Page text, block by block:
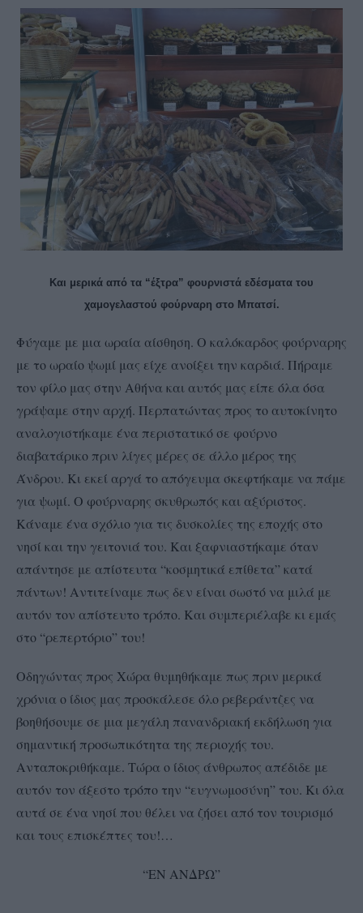
Και μερικά από τα “έξτρα” φουρνιστά εδέσματα του
χαμογελαστού φούρναρη στο Μπατσί.
Φύγαμε με μια ωραία αίσθηση. Ο καλόκαρδος φούρναρης
με το ωραίο ψωμί μας είχε ανοίξει την καρδιά. Πήραμε
τον φίλο μας στην Αθήνα και αυτός μας είπε όλα όσα
γράψαμε στην αρχή. Περπατώντας προς το αυτοκίνητο
αναλογιστήκαμε ένα περιστατικό σε φούρνο
διαβατάρικο πριν λίγες μέρες σε άλλο μέρος της
Άνδρου. Κι εκεί αργά το απόγευμα σκεφτήκαμε να πάμε
για ψωμί. Ο φούρναρης σκυθρωπός και αξύριστος.
Κάναμε ένα σχόλιο για τις δυσκολίες της εποχής στο
νησί και την γειτονιά του. Και ξαφνιαστήκαμε όταν
απάντησε με απίστευτα “κοσμητικά επίθετα” κατά
πάντων! Αντιτείναμε πως δεν είναι σωστό να μιλά με
αυτόν τον απίστευτο τρόπο. Και συμπεριέλαβε κι εμάς
στο “ρεπερτόριο” του!
Οδηγώντας προς Χώρα θυμηθήκαμε πως πριν μερικά
χρόνια ο ίδιος μας προσκάλεσε όλο ρεβεράντζες να
βοηθήσουμε σε μια μεγάλη πανανδριακή εκδήλωση για
σημαντική προσωπικότητα της περιοχής του.
Ανταποκριθήκαμε. Τώρα ο ίδιος άνθρωπος απέδιδε με
αυτόν τον άξεστο τρόπο την “ευγνωμοσύνη” του. Κι όλα
αυτά σε ένα νησί που θέλει να ζήσει από τον τουρισμό
και τους επισκέπτες του!…
“ΕΝ ΑΝΔΡΩ”